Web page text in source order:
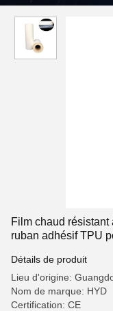
Film chaud
ruban adhésif TPU
Détails de produit
Lieu d'origine:
Nom de marque: HYD
Certification: CE